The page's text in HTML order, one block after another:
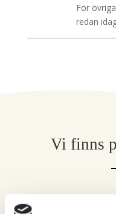
För
redan
Vi finns